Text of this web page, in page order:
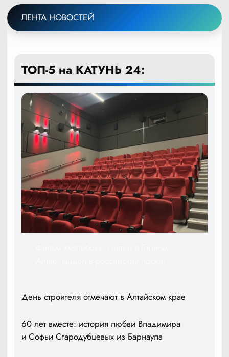
ЛЕНТА НОВОСТЕЙ
ТОП-5 на КАТУНЬ 24:
День строителя отмечают в Алтайском крае
60 лет вместе: история любви Владимира
и Софьи Стародубцевых из Барнаула